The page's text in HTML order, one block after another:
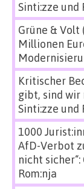
Sinti:zze und
Grüne & Volt
Millionen
Kritischer
gibt, sind wir
Sinti:zze und
1000
AfD-Verbot
nicht
Rom:nja